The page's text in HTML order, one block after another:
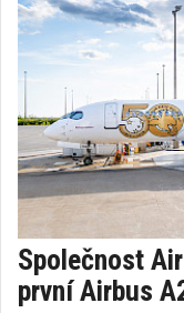
Společnost
první Airbus